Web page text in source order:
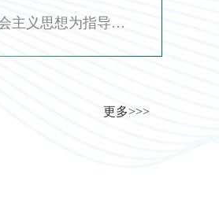
主义思想为指导，
中、四中全会精
更多>>>